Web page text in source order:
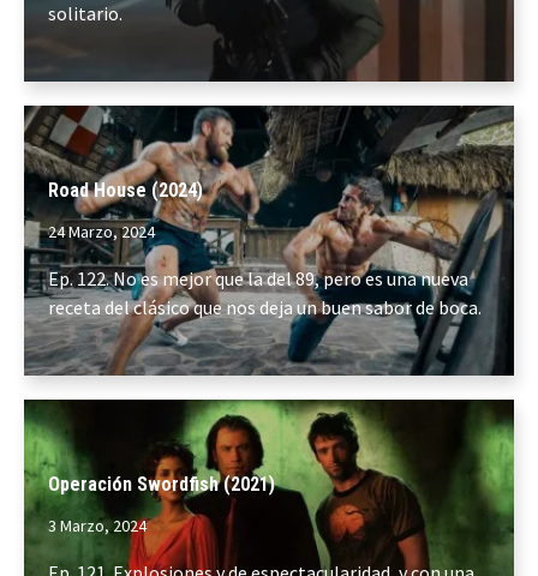
solitario.
Road House (2024)
24 Marzo, 2024
Ep. 122. No es mejor que la del 89, pero es una nueva
receta del clásico que nos deja un buen sabor de boca.
Operación Swordfish (2021)
3 Marzo, 2024